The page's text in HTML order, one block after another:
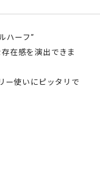
ハーフ”
在感を演出できま
ー使いにピッタリで